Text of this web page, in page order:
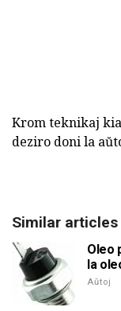
Krom teknikaj
deziro doni la
Similar articles
Oleo
la
Aŭtoj